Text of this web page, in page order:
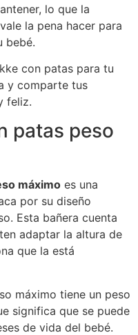
lo que la
la pena hacer para
bebé.
con patas para tu
y comparte tus
feliz.
patas peso
máximo es una
por su diseño
Esta bañera cuenta
adaptar la altura de
que la está
máximo tiene un peso
significa que se puede
de vida del bebé.